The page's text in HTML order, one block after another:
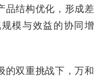
品结构优化，形成差
模与效益的协同增
的双重挑战下，万和